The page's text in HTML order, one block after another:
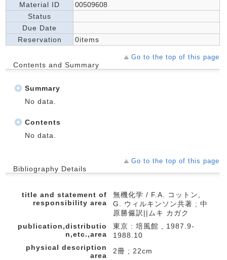
Material ID
00509608
Status
Due Date
Reservation
0items
Go to the top of this page
Contents and Summary
Summary
No data.
Contents
No data.
Go to the top of this page
Bibliography Details
title and statement of
responsibility area
無機化学 / F.A. コットン,
G. ウィルキンソン共著 ; 中
原勝儼訳||ムキ カガク
publication,distributio
n,etc.,area
東京 : 培風館 , 1987.9-
1988.10
physical description
area
2冊 ; 22cm